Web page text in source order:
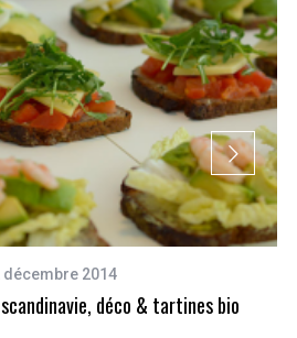
décembre 2014
déco & tartines bio